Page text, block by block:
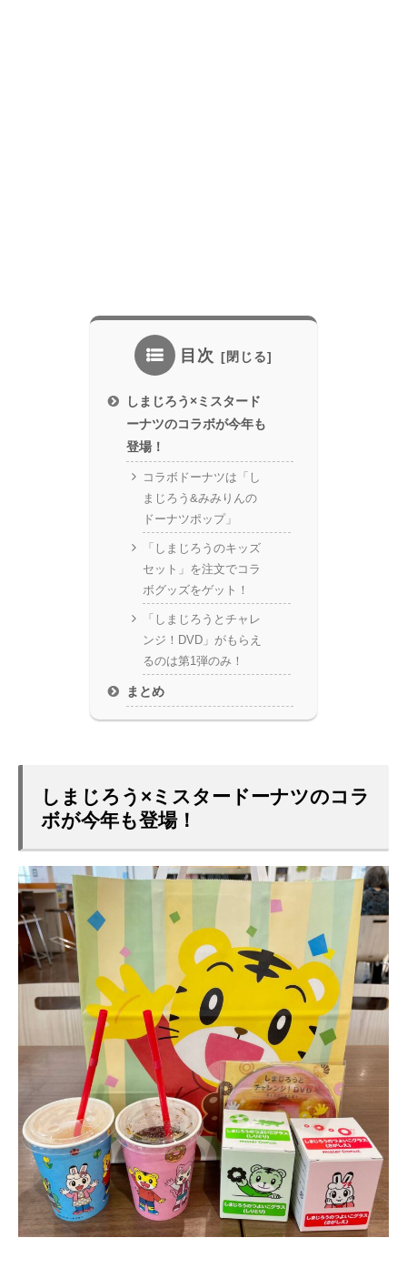
目次
しまじろう×ミスタード
ーナツのコラボが今年も
登場！
コラボドーナツは「し
まじろう&みみりんの
ドーナツポップ」
「しまじろうのキッズ
セット」を注文でコラ
ボグッズをゲット！
「しまじろうとチャレ
ンジ！DVD」がもらえ
るのは第1弾のみ！
まとめ
しまじろう×ミスタードーナツのコラ
ボが今年も登場！